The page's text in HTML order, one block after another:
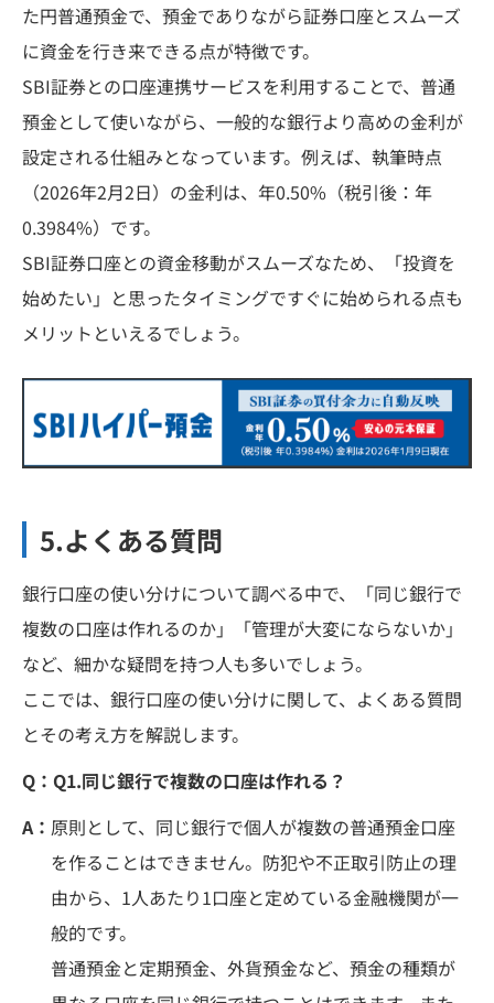
た円普通預金で、預金でありながら証券口座とスムーズ
に資金を行き来できる点が特徴です。
SBI証券との口座連携サービスを利用することで、普通
預金として使いながら、一般的な銀行より高めの金利が
設定される仕組みとなっています。例えば、執筆時点
（2026年2月2日）の金利は、年0.50%（税引後：年
0.3984%）です。
SBI証券口座との資金移動がスムーズなため、「投資を
始めたい」と思ったタイミングですぐに始められる点も
メリットといえるでしょう。
5.よくある質問
銀行口座の使い分けについて調べる中で、「同じ銀行で
複数の口座は作れるのか」「管理が大変にならないか」
など、細かな疑問を持つ人も多いでしょう。
ここでは、銀行口座の使い分けに関して、よくある質問
とその考え方を解説します。
Q： Q1.同じ銀行で複数の口座は作れる？
A： 原則として、同じ銀行で個人が複数の普通預金口座
を作ることはできません。防犯や不正取引防止の理
由から、1人あたり1口座と定めている金融機関が一
般的です。
普通預金と定期預金、外貨預金など、預金の種類が